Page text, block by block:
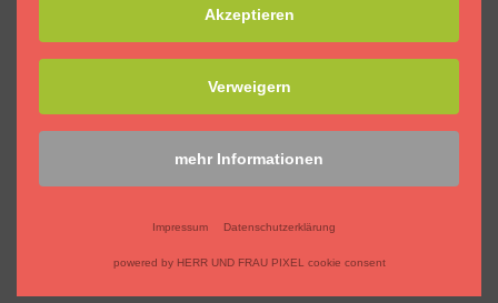
BREITBAND-EVENTS
FOTOGRAFIE WEBSITE
Akzeptieren
Verweigern
mehr Informationen
Impressum Datenschutzerklärung
powered by HERR UND FRAU PIXEL cookie consent